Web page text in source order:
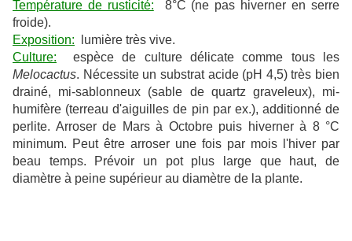
Température de rusticité: 8°C (ne pas hiverner en serre
froide).
Exposition: lumière très vive.
Culture: espèce de culture délicate comme tous les
Melocactus. Nécessite un substrat acide (pH 4,5) très bien
drainé, mi-sablonneux (sable de quartz graveleux), mi-
humifère (terreau d'aiguilles de pin par ex.), additionné de
perlite. Arroser de Mars à Octobre puis hiverner à 8 °C
minimum. Peut être arroser une fois par mois l'hiver par
beau temps. Prévoir un pot plus large que haut, de
diamètre à peine supérieur au diamètre de la plante.